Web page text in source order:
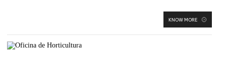
KNOW MORE